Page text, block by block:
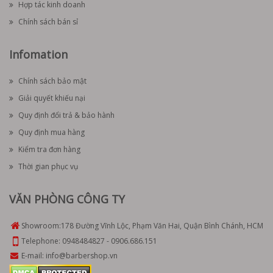
Hợp tác kinh doanh
Chính sách bán sỉ
Infomation
Chính sách bảo mật
Giải quyết khiếu nại
Quy định đổi trả & bảo hành
Quy định mua hàng
Kiểm tra đơn hàng
Thời gian phục vụ
VĂN PHÒNG CÔNG TY
Showroom:178 Đường Vĩnh Lộc, Phạm Văn Hai, Quận Bình Chánh, HCM
Telephone: 0948484827 - 0906.686.151
E-mail: info@barbershop.vn